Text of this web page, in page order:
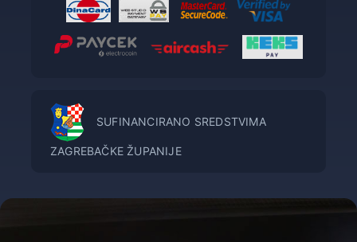
SUFINANCIRANO SREDSTVIMA
ZAGREBAČKE ŽUPANIJE